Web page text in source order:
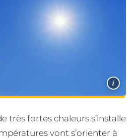
i
très fortes chaleurs s’installe
vont s’orienter à